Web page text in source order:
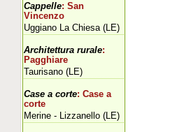
Cappelle: San
Vincenzo
Uggiano La Chiesa (LE)
Architettura rurale:
Pagghiare
Taurisano (LE)
Case a corte: Case a
corte
Merine - Lizzanello (LE)